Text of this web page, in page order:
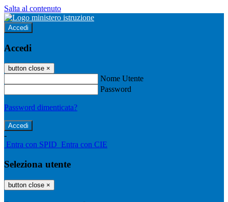
Salta al contenuto
Accedi
Accedi
button close ×
Nome Utente
Password
Password dimenticata?
-
Entra con SPID Entra con CIE
Seleziona utente
button close ×